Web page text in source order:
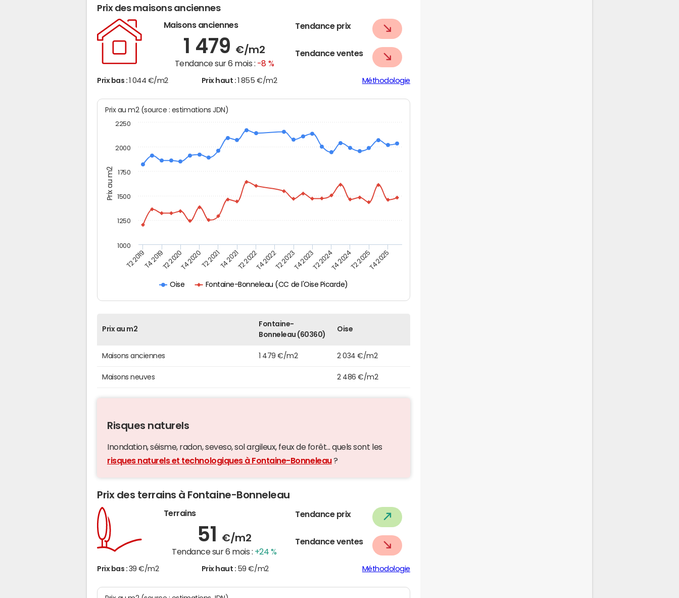
Prix des maisons anciennes
Maisons anciennes
1 479 €/m2
Tendance sur 6 mois : -8 %
Tendance prix
Tendance ventes
Prix bas : 1 044 €/m2 Prix haut : 1 855 €/m2 Méthodologie
Prix au m2
Prix au m2 (source : estimations JDN)
Oise Fontaine-Bonneleau (CC de l'Oise Picarde)
T2 2019T4 2019T2 2020T4 2020T2 2021T4 2021T2 2022T4 2022T2 2023T4 2023T2 2024T4 2024T2 2025T4 2025
1000
1250
1500
1750
2000
2250
Prix au m2
Fontaine-
Bonneleau (60360)
Oise
Maisons anciennes 1 479 €/m2 2 034 €/m2
Maisons neuves 2 486 €/m2
Risques naturels
Inondation, séisme, radon, seveso, sol argileux, feux de forêt... quels sont les
risques naturels et technologiques à Fontaine-Bonneleau?
Prix des terrains à Fontaine-Bonneleau
Terrains
51 €/m2
Tendance sur 6 mois : +24 %
Tendance prix
Tendance ventes
Prix bas : 39 €/m2 Prix haut : 59 €/m2 Méthodologie